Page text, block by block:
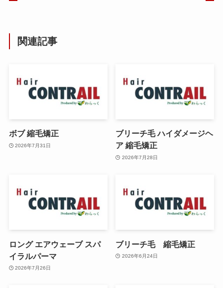
関連記事
ボブ 縮毛矯正
2026年7月31日
ブリーチ毛 ハイダメージヘ
ア 縮毛矯正
2026年7月28日
ロング エアウェーブ スパ
イラルパーマ
2026年7月26日
ブリーチ毛 縮毛矯正
2026年6月24日